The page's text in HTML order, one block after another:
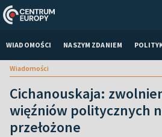
WIADOMOŚCI NASZYM ZDANIEM
Wiadomości
Cichanouskaja:
więźniów politycznych
przełożone